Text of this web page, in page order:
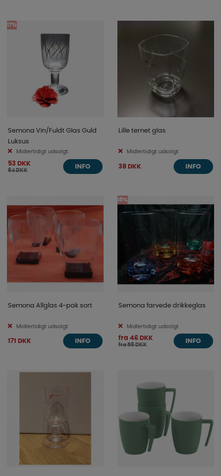
17%
Semona Vin/Fuldt Glas Guld
Luksus
Midlertidigt udsolgt
53 DKK
64 DKK
INFO
Lille ternet glas
Midlertidigt udsolgt
38 DKK INFO
Semona Allglas 4-pak sort
Midlertidigt udsolgt
171 DKK INFO
18%
Semona farvede drikkeglas
Midlertidigt udsolgt
fra 46 DKK
fra 56 DKK
INFO